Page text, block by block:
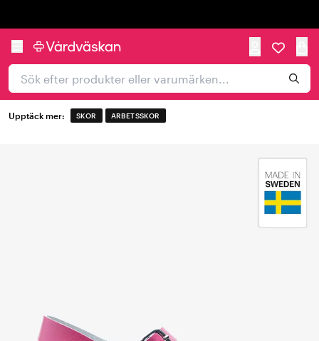
Upptäck mer: SKOR ARBETSSKOR